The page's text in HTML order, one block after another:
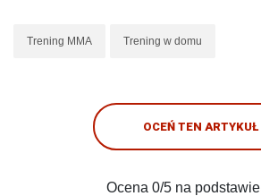
Trening MMA Trening w domu
OCEŃ TEN ARTYKUŁ
Ocena 0/5 na podstawie